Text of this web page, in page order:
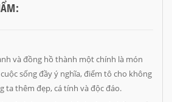
và đồng hồ thành một chính là món
sống đầy ý nghĩa, điểm tô cho không
ta thêm đẹp, cá tính và độc đáo.